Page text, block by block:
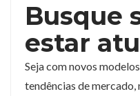
Busque
estar
Seja com novos
tendências de